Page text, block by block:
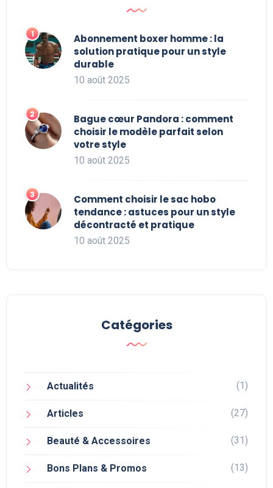
Abonnement boxer homme : la
solution pratique pour un style
durable
10 août 2025
Bague cœur Pandora : comment
choisir le modèle parfait selon
votre style
10 août 2025
Comment choisir le sac hobo
tendance : astuces pour un style
décontracté et pratique
10 août 2025
Catégories
Actualités (1)
Articles (27)
Beauté & Accessoires (31)
Bons Plans & Promos (13)